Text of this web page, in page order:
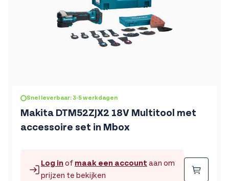
Snel leverbaar: 3-5 werkdagen
Makita DTM52ZJX2 18V Multitool met
accessoire set in Mbox
Log inof maak een account aan om
prijzen te bekijken